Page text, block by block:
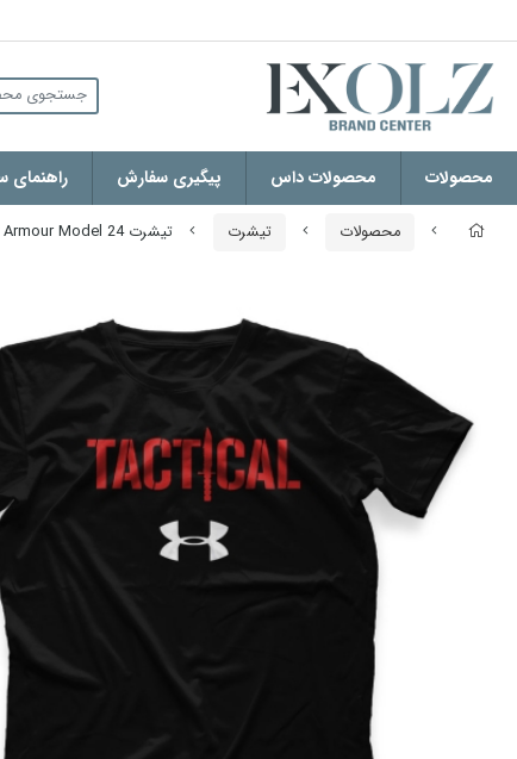
محصولات محصولات داس پیگیری سفارش راهنمای
محصولات تیشرت تیشرت Under Armour Model 24